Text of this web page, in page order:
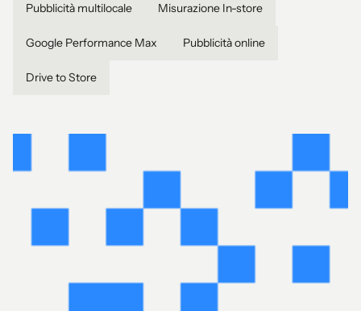
Pubblicità multilocale Misurazione In-store
Google Performance Max Pubblicità online
Drive to Store